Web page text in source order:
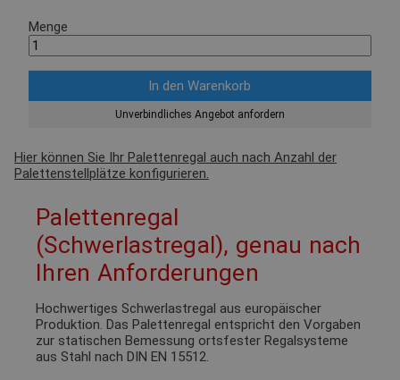
Menge
Unverbindliches Angebot anfordern
Hier können Sie Ihr Palettenregal auch nach Anzahl der
Palettenstellplätze konfigurieren.
Palettenregal
(Schwerlastregal), genau nach
Ihren Anforderungen
Hochwertiges Schwerlastregal aus europäischer
Produktion. Das Palettenregal entspricht den Vorgaben
zur statischen Bemessung ortsfester Regalsysteme
aus Stahl nach DIN EN 15512.